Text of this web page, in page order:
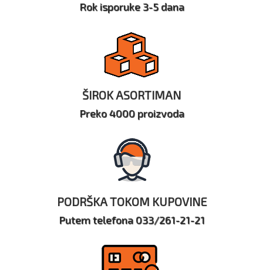
Rok isporuke 3-5 dana
ŠIROK ASORTIMAN
Preko 4000 proizvoda
PODRŠKA TOKOM KUPOVINE
Putem telefona 033/261-21-21